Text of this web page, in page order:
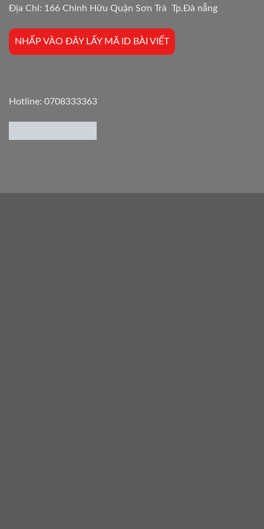
Địa Chỉ: 166 Chính Hữu Quận Sơn Trà Tp.Đà nẵng
NHẤP VÀO ĐÂY LẤY MÃ ID BÀI VIẾT
Hotline: 0708333363